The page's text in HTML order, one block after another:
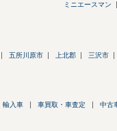
ミニエースマン
五所川原市 上北郡 三沢市
輸入車 車買取・車査定 中古